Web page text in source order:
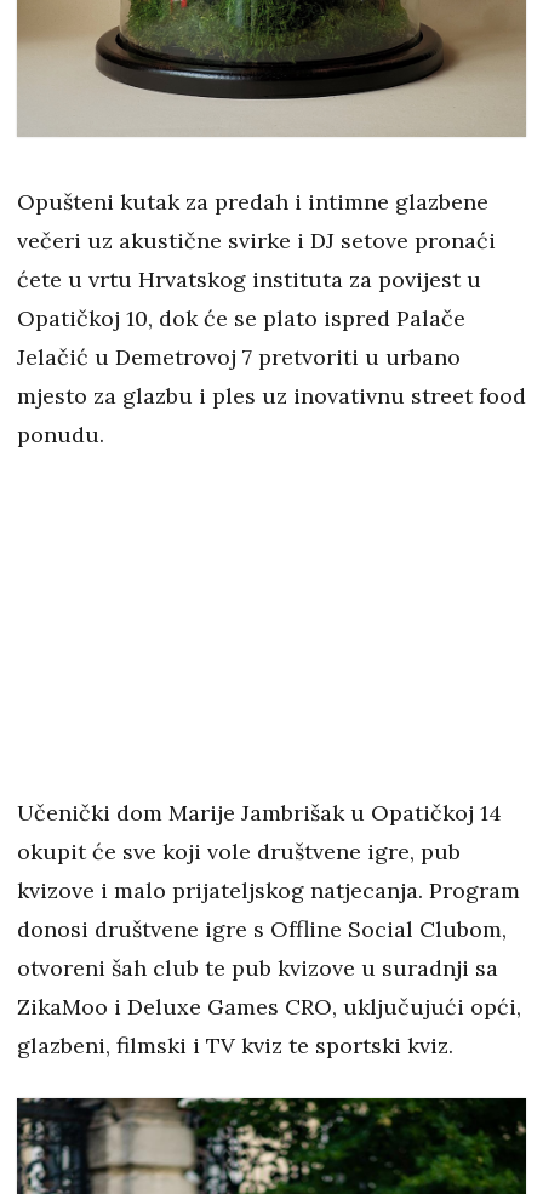
Opušteni kutak za predah i intimne glazbene
večeri uz akustične svirke i DJ setove pronaći
ćete u vrtu Hrvatskog instituta za povijest u
Opatičkoj 10, dok će se plato ispred Palače
Jelačić u Demetrovoj 7 pretvoriti u urbano
mjesto za glazbu i ples uz inovativnu street food
ponudu.
Učenički dom Marije Jambrišak u Opatičkoj 14
okupit će sve koji vole društvene igre, pub
kvizove i malo prijateljskog natjecanja. Program
donosi društvene igre s Offline Social Clubom,
otvoreni šah club te pub kvizove u suradnji sa
ZikaMoo i Deluxe Games CRO, uključujući opći,
glazbeni, filmski i TV kviz te sportski kviz.